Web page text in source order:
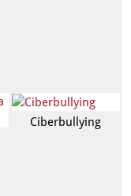
Ciberbullying